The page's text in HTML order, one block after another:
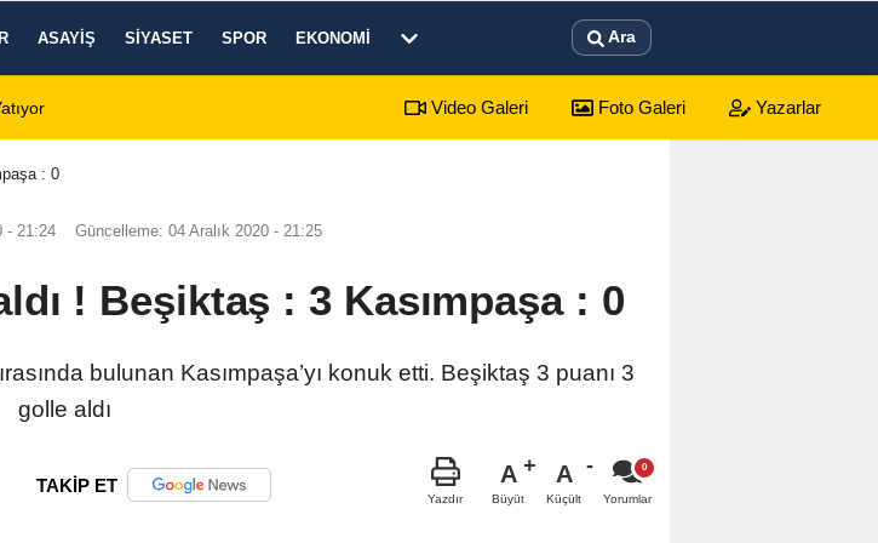
ASAYIŞ SIYASET SPOR EKONOMI Ara
Dinar'da beş gün sürecek festival programı açıklandı
Video Galeri Foto Galeri Yazarlar
: 0
- 21:24 Güncelleme: 04 Aralık 2020 - 21:25
! Beşiktaş : 3 Kasımpaşa : 0
bulunan Kasımpaşa’yı konuk etti. Beşiktaş 3 puanı 3
golle aldı
TAKİP ET
Yazdır
A
Büyüt
A
Küçült Yorumlar